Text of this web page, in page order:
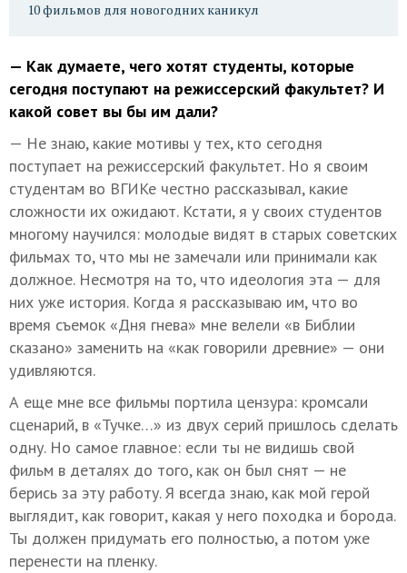
10 фильмов для новогодних каникул
— Как думаете, чего хотят студенты, которые
сегодня поступают на режиссерский факультет? И
какой совет вы бы им дали?
— Не знаю, какие мотивы у тех, кто сегодня
поступает на режиссерский факультет. Но я своим
студентам во ВГИКе честно рассказывал, какие
сложности их ожидают. Кстати, я у своих студентов
многому научился: молодые видят в старых советских
фильмах то, что мы не замечали или принимали как
должное. Несмотря на то, что идеология эта — для
них уже история. Когда я рассказываю им, что во
время съемок «Дня гнева» мне велели «в Библии
сказано» заменить на «как говорили древние» — они
удивляются.
А еще мне все фильмы портила цензура: кромсали
сценарий, в «Тучке…» из двух серий пришлось сделать
одну. Но самое главное: если ты не видишь свой
фильм в деталях до того, как он был снят — не
берись за эту работу. Я всегда знаю, как мой герой
выглядит, как говорит, какая у него походка и борода.
Ты должен придумать его полностью, а потом уже
перенести на пленку.